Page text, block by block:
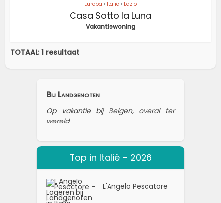
Europa > Italië > Lazio
Casa Sotto la Luna
Vakantiewoning
TOTAAL: 1 resultaat
Bij Landgenoten
Op vakantie bij Belgen, overal ter
wereld
Top in Italië – 2026
L'Angelo Pescatore